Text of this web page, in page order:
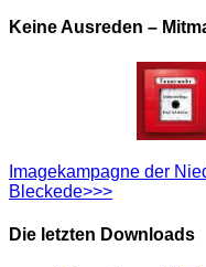
Keine Ausreden –
Imagekampagne der
Bleckede>>>
Die letzten Downloads